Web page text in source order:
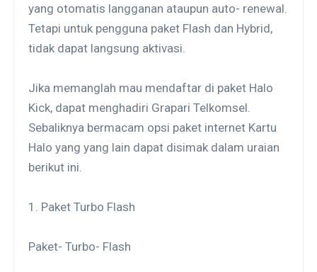
yang otomatis langganan ataupun auto- renewal.
Tetapi untuk pengguna paket Flash dan Hybrid,
tidak dapat langsung aktivasi.
Jika memanglah mau mendaftar di paket Halo
Kick, dapat menghadiri Grapari Telkomsel.
Sebaliknya bermacam opsi paket internet Kartu
Halo yang yang lain dapat disimak dalam uraian
berikut ini.
1. Paket Turbo Flash
Paket- Turbo- Flash